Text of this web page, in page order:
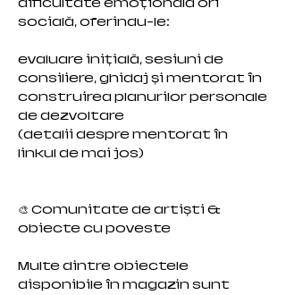
socială, oferindu-le:
evaluare inițială, sesiuni de
consiliere, ghidaj și mentorat în
construirea planurilor personale
de dezvoltare
(detalii despre mentorat în
linkul de mai jos)
🎨 Comunitate de artiști &
obiecte cu poveste
Multe dintre obiectele
disponibile în magazin sunt